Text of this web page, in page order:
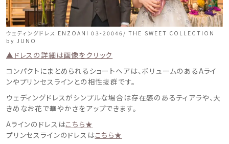
ウェディングドレス ENZOANI 03-20046/ THE SWEET COLLECTION
by JUNO
▲ドレスの詳細は画像をクリック
コンパクトにまとめられるショートヘアは、ボリュームのあるAライ
ンやプリンセスラインとの相性抜群です。
ウェディングドレスがシンプルな場合は存在感のあるティアラや、大
きめなお花で華やかさをアップできます。
Aラインのドレスはこちら★
プリンセスラインのドレスはこちら★